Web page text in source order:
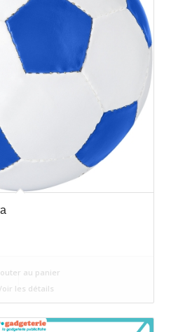
au panier
les détails